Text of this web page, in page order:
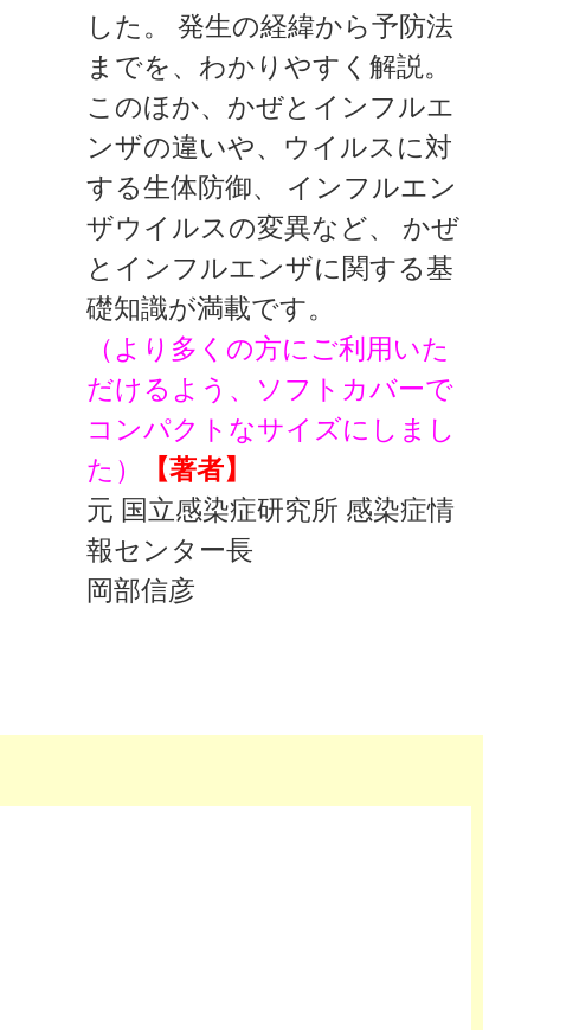
した。 発生の経緯から予防法
までを、わかりやすく解説。
このほか、かぜとインフルエ
ンザの違いや、ウイルスに対
する生体防御、 インフルエン
ザウイルスの変異など、 かぜ
とインフルエンザに関する基
礎知識が満載です。
（より多くの方にご利用いた
だけるよう、ソフトカバーで
コンパクトなサイズにしまし
た）
【著者】
元 国立感染症研究所 感染症情
報センター長
岡部信彦